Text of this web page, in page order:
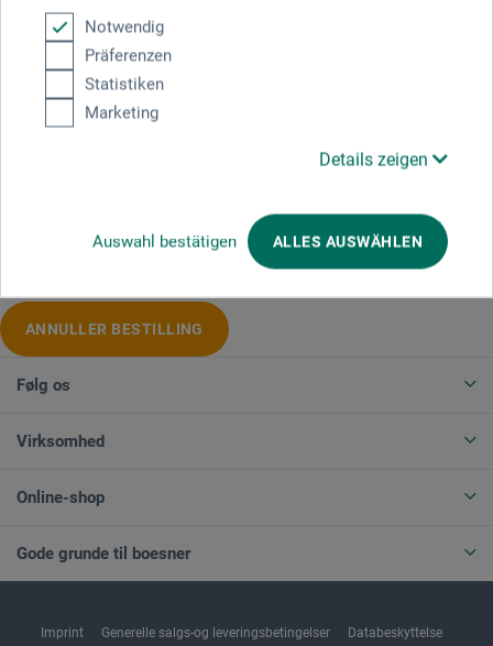
Notwendig
Präferenzen
Statistiken
Marketing
Details zeigen
Auswahl bestätigen ALLES AUSWÄHLEN
Betalingsmetoder
Produktkategorier
ANNULLER BESTILLING
Følg os
Virksomhed
Online-shop
Gode grunde til boesner
Imprint Generelle salgs-og leveringsbetingelser Databeskyttelse